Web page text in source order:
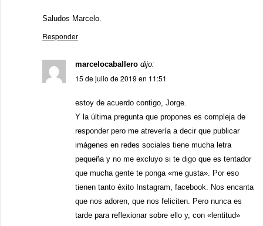
Saludos Marcelo.
Responder
marcelocaballero dijo:
15 de julio de 2019 en 11:51
estoy de acuerdo contigo, Jorge.
Y la última pregunta que propones es compleja de
responder pero me atrevería a decir que publicar
imágenes en redes sociales tiene mucha letra
pequeña y no me excluyo si te digo que es tentador
que mucha gente te ponga «me gusta». Por eso
tienen tanto éxito Instagram, facebook. Nos encanta
que nos adoren, que nos feliciten. Pero nunca es
tarde para reflexionar sobre ello y, con «lentitud»